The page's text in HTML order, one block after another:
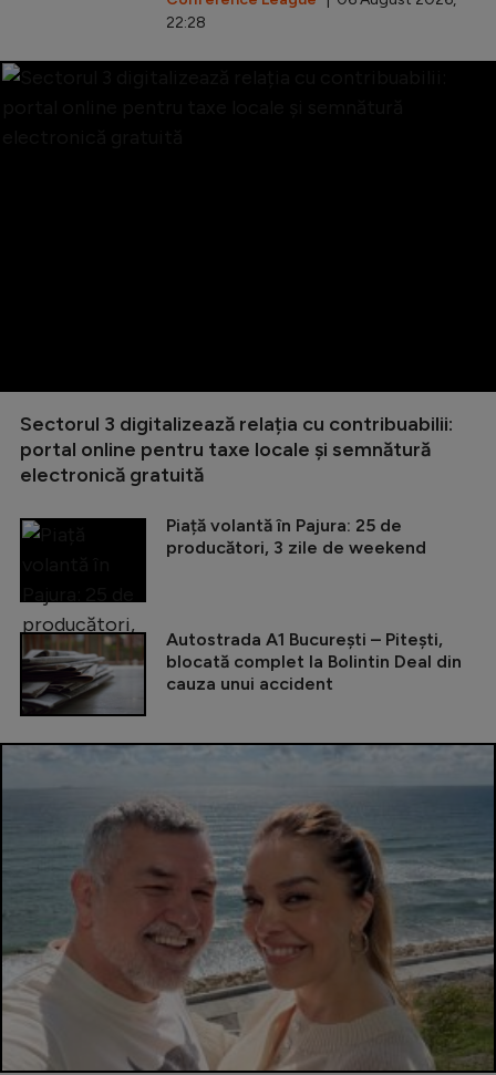
22:28
Sectorul 3 digitalizează relația cu contribuabilii:
portal online pentru taxe locale și semnătură
electronică gratuită
Piață volantă în Pajura: 25 de
producători, 3 zile de weekend
Autostrada A1 București – Pitești,
blocată complet la Bolintin Deal din
cauza unui accident